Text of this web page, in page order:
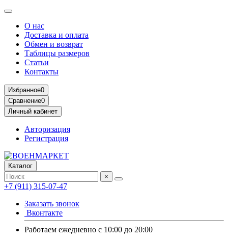
О нас
Доставка и оплата
Обмен и возврат
Таблицы размеров
Статьи
Контакты
Избранное0
Сравнение0
Личный кабинет
Авторизация
Регистрация
Каталог
×
+7 (911) 315-07-47
Заказать звонок
Вконтакте
Работаем ежедневно с 10:00 до 20:00